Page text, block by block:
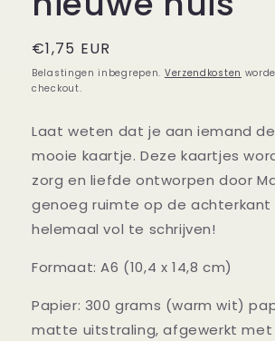
Normale
prijs
€1,75 EUR
Belastingen inbegrepen. Verzendkosten
checkout.
Laat weten dat je aan iemand
mooie kaartje. Deze kaartjes
zorg en liefde ontworpen door
genoeg ruimte op de
helemaal vol te schrijven!
Formaat: A6 (10,4 x 14,8 cm)
Papier: 300 grams (warm wit)
matte uitstraling, afgewerkt met